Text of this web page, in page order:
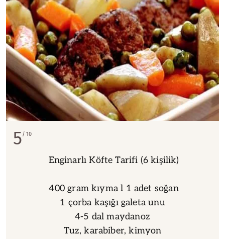
5 10
Enginarlı Köfte Tarifi (6 kişilik)
400 gram kıyma l 1 adet soğan
1 çorba kaşığı galeta unu
4-5 dal maydanoz
Tuz, karabiber, kimyon